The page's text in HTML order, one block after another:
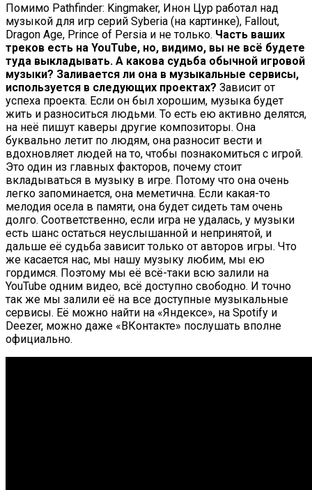
Помимо Pathfinder: Kingmaker, Инон Цур работал над
музыкой для игр серий Syberia (на картинке), Fallout,
Dragon Age, Prince of Persia и не только. Часть ваших
треков есть на YouTube, но, видимо, вы не всё будете
туда выкладывать. А какова судьба обычной игровой
музыки? Заливается ли она в музыкальные сервисы,
используется в следующих проектах? Зависит от
успеха проекта. Если он был хорошим, музыка будет
жить и разноситься людьми. То есть ею активно делятся,
на неё пишут каверы другие композиторы. Она
буквально летит по людям, она разносит вести и
вдохновляет людей на то, чтобы познакомиться с игрой.
Это один из главных факторов, почему стоит
вкладываться в музыку в игре. Потому что она очень
легко запоминается, она меметична. Если какая-то
мелодия осела в памяти, она будет сидеть там очень
долго. Соответственно, если игра не удалась, у музыки
есть шанс остаться неуслышанной и непринятой, и
дальше её судьба зависит только от авторов игры. Что
же касается нас, мы нашу музыку любим, мы ею
гордимся. Поэтому мы её всё-таки всю залили на
YouTube одним видео, всё доступно свободно. И точно
так же мы залили её на все доступные музыкальные
сервисы. Её можно найти на «Яндексе», на Spotify и
Deezer, можно даже «ВКонтакте» послушать вполне
официально.